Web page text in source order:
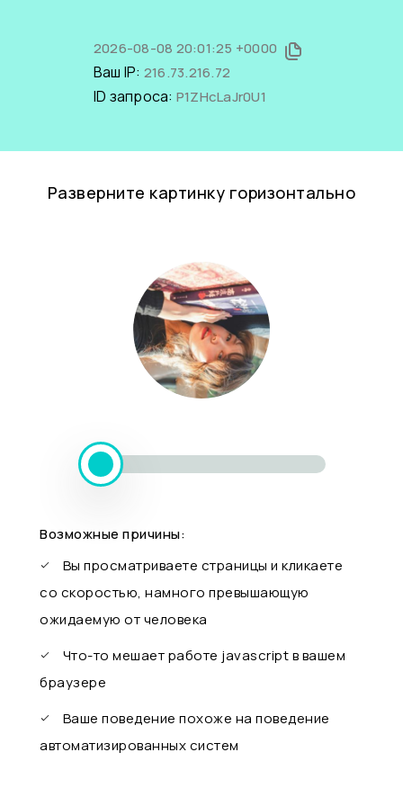
2026-08-08 20:01:25 +0000
Ваш IP: 216.73.216.72
ID запроса: P1ZHcLaJr0U1
Разверните картинку горизонтально
Возможные причины:
Вы просматриваете страницы и кликаете
со скоростью, намного превышающую
ожидаемую от человека
Что-то мешает работе javascript в вашем
браузере
Ваше поведение похоже на поведение
автоматизированных систем